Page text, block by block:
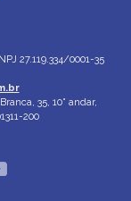
27.119.334/0001-35
35, 10° andar,
200